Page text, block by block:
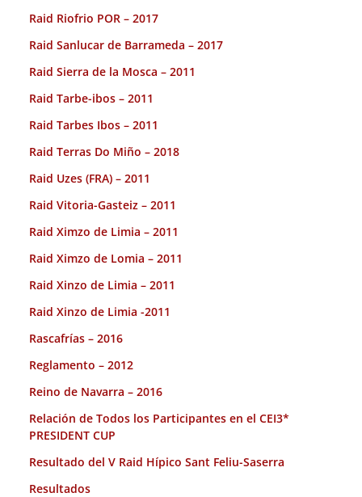
Raid Riofrio POR – 2017
Raid Sanlucar de Barrameda – 2017
Raid Sierra de la Mosca – 2011
Raid Tarbe-ibos – 2011
Raid Tarbes Ibos – 2011
Raid Terras Do Miño – 2018
Raid Uzes (FRA) – 2011
Raid Vitoria-Gasteiz – 2011
Raid Ximzo de Limia – 2011
Raid Ximzo de Lomia – 2011
Raid Xinzo de Limia – 2011
Raid Xinzo de Limia -2011
Rascafrías – 2016
Reglamento – 2012
Reino de Navarra – 2016
Relación de Todos los Participantes en el CEI3*
PRESIDENT CUP
Resultado del V Raid Hípico Sant Feliu-Saserra
Resultados